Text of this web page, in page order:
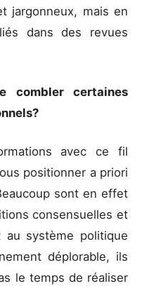
jargonneux, mais en
dans des revues
combler certaines
avec ce fil
positionner a priori
sont en effet
consensuelles et
système politique
déplorable, ils
le temps de réaliser